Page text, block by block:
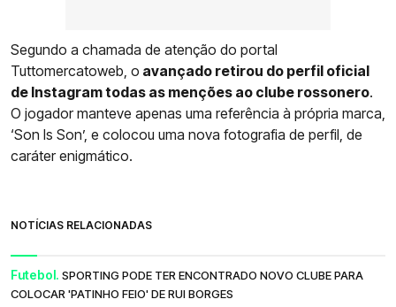
Segundo a chamada de atenção do portal
Tuttomercatoweb, o avançado retirou do perfil oficial
de Instagram todas as menções ao clube rossonero.
O jogador manteve apenas uma referência à própria marca,
‘Son Is Son’, e colocou uma nova fotografia de perfil, de
caráter enigmático.
NOTÍCIAS RELACIONADAS
Futebol. SPORTING PODE TER ENCONTRADO NOVO CLUBE PARA
COLOCAR 'PATINHO FEIO' DE RUI BORGES